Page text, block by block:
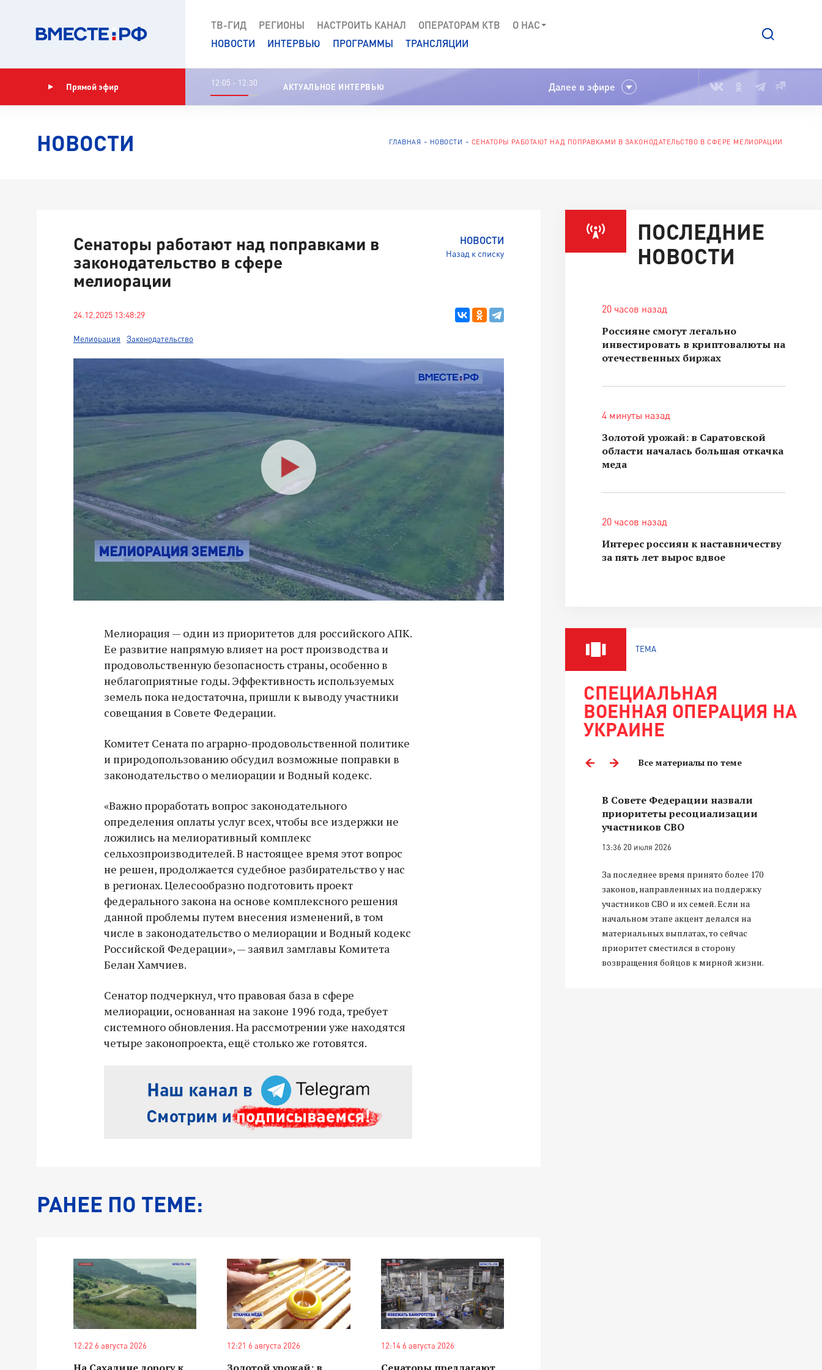
ТВ-ГИД РЕГИОНЫ НАСТРОИТЬ КАНАЛ ОПЕРАТОРАМ КТВ
О НАС
НОВОСТИ
ИНТЕРВЬЮ ПРОГРАММЫ ТРАНСЛЯЦИИ
Прямой эфир 12:05 - 12:30 АКТУАЛЬНОЕ ИНТЕРВЬЮ Далее в эфире
НОВОСТИ ГЛАВНАЯ НОВОСТИ СЕНАТОРЫ РАБОТАЮТ НАД ПОПРАВКАМИ В ЗАКОНОДАТЕЛЬСТВО В СФЕРЕ МЕЛИОРАЦИИ
НОВОСТИ
Назад к списку
Сенаторы работают над поправками в
законодательство в сфере
мелиорации
24.12.2025 13:48:29
Мелиорация Законодательство
Мелиорация — один из приоритетов для российского АПК.
Ее развитие напрямую влияет на рост производства и
продовольственную безопасность страны, особенно в
неблагоприятные годы. Эффективность используемых
земель пока недостаточна, пришли к выводу участники
совещания в Совете Федерации.
Комитет Сената по аграрно-продовольственной политике
и природопользованию обсудил возможные поправки в
законодательство о мелиорации и Водный кодекс.
«Важно проработать вопрос законодательного
определения оплаты услуг всех, чтобы все издержки не
ложились на мелиоративный комплекс
сельхозпроизводителей. В настоящее время этот вопрос
не решен, продолжается судебное разбирательство у нас
в регионах. Целесообразно подготовить проект
федерального закона на основе комплексного решения
данной проблемы путем внесения изменений, в том
числе в законодательство о мелиорации и Водный кодекс
Российской Федерации», — заявил замглавы Комитета
Белан Хамчиев.
Сенатор подчеркнул, что правовая база в сфере
мелиорации, основанная на законе 1996 года, требует
системного обновления. На рассмотрении уже находятся
четыре законопроекта, ещё столько же готовятся.
РАНЕЕ ПО ТЕМЕ:
12:22 6 августа 2026 12:21 6 августа 2026 12:14 6 августа 2026
ПОСЛЕДНИЕ
НОВОСТИ
20 часов назад
Россияне смогут легально
инвестировать в криптовалюты на
отечественных биржах
4 минуты назад
Золотой урожай: в Саратовской
области началась большая откачка
меда
20 часов назад
Интерес россиян к наставничеству
за пять лет вырос вдвое
ТЕМА
СПЕЦИАЛЬНАЯ
ВОЕННАЯ ОПЕРАЦИЯ НА
УКРАИНЕ
Все материалы по теме
СВО дроны и технику связи
Владимир Якушев сопровождает грузы
для бойцов СВО с самого начала
спецоперации.
В Совете Федерации назвали
приоритеты ресоциализации
участников СВО
13:36 20 июля 2026
За последнее время принято более 170
законов, направленных на поддержку
участников СВО и их семей. Если на
начальном этапе акцент делался на
материальных выплатах, то сейчас
приоритет сместился в сторону
возвращения бойцов к мирной жизни.